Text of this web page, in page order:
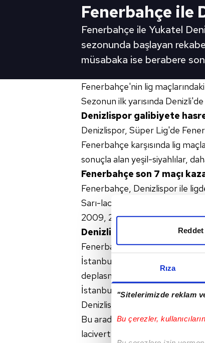
Rıza
"Sitelerimizde reklam
Bu çerezler,
Reddet
Fenerbahçe ile
Fenerbahçe ile Yukatel
sezonunda başlayan
müsabaka ise berabere
Fenerbahçe'nin lig
Sezonun ilk yarısında
Denizlispor galibiyete
Denizlispor, Süper Lig'de
Fenerbahçe karşısında lig
sonuçla alan yeşil-siyahlılar,
Fenerbahçe son 7 maçı
Fenerbahçe, Denizlispor ile
Sarı-lacivertliler, 2006-2007
2009, 2009-2010 ve bu
Denizlispor'un İstanbul'da
Fenerbahçe ile Denizlispor
İstanbul'da yapılan 18 lig
deplasmanda galibiyet elde
İstanbul'da Fenerbahçe'nin 59
Denizlispor, İstanbul'daki
Bu arada, 1983-1984
lacivertli takım 3-1 galip gelmişti.